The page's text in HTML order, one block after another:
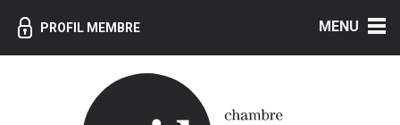
PROFIL MEMBRE MENU